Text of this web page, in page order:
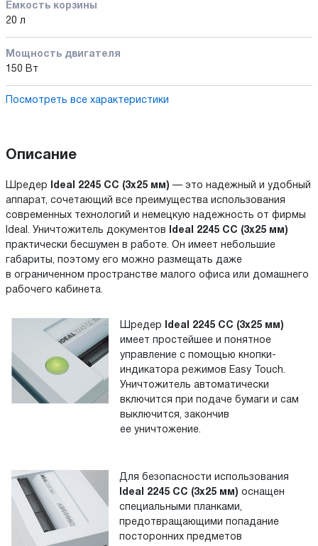
Емкость корзины
20 л
Мощность двигателя
150 Вт
Посмотреть все характеристики
Описание
Шредер Ideal 2245 СС (3х25 мм) — это надежный и удобный
аппарат, сочетающий все преимущества использования
современных технологий и немецкую надежность от фирмы
Ideal. Уничтожитель документов
Ideal 2245 СС (3х25 мм)
практически бесшумен в работе. Он имеет небольшие
габариты, поэтому его можно размещать даже
в ограниченном пространстве малого офиса или домашнего
рабочего кабинета.
Шредер
Ideal 2245 СС (3х25 мм)
имеет простейшее и понятное
управление с помощью кнопки-
индикатора режимов Easy Touch.
Уничтожитель автоматически
включится при подаче бумаги и сам
выключится, закончив
ее уничтожение.
Для безопасности использования
Ideal 2245 СС (3х25 мм) оснащен
специальными планками,
предотвращающими попадание
посторонних предметов